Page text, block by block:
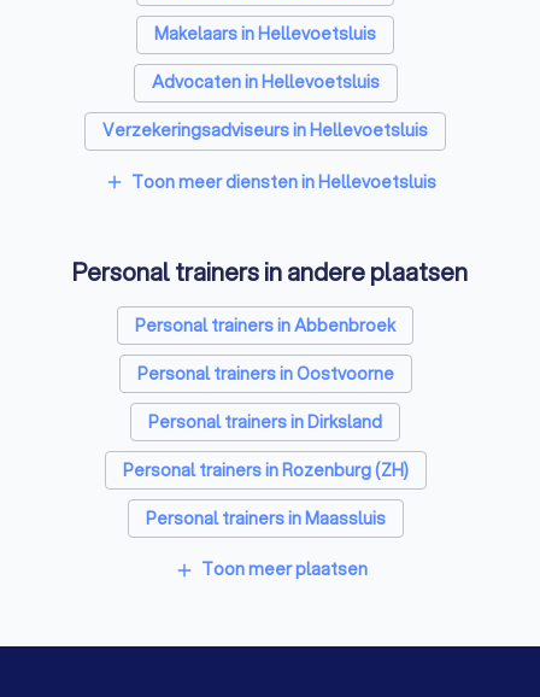
Makelaars in Hellevoetsluis
Advocaten in Hellevoetsluis
Verzekeringsadviseurs in Hellevoetsluis
Financieel adviseurs in Hellevoetsluis
Rijscholen in Hellevoetsluis
Relatietherapeuten in Hellevoetsluis
Psychologen in Hellevoetsluis
Belastingadviseurs in Hellevoetsluis
Hypotheekadviseurs in Hellevoetsluis
Diëtisten in Hellevoetsluis
add Toon meer diensten in Hellevoetsluis
Personal trainers in andere plaatsen
Personal trainers in Abbenbroek
Personal trainers in Oostvoorne
Personal trainers in Dirksland
Personal trainers in Rozenburg (ZH)
Personal trainers in Maassluis
Personal trainers in Spijkenisse
add Toon meer plaatsen